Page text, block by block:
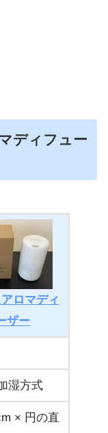
ディフュー
ロマディ
ザー
湿方式
× 円の直